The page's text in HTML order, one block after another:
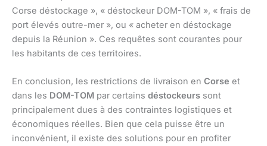
Corse déstockage », « déstockeur DOM-TOM », « frais de
port élevés outre-mer », ou « acheter en déstockage
depuis la Réunion ». Ces requêtes sont courantes pour
les habitants de ces territoires.
En conclusion, les restrictions de livraison en Corse et
dans les DOM-TOM par certains déstockeurs sont
principalement dues à des contraintes logistiques et
économiques réelles. Bien que cela puisse être un
inconvénient, il existe des solutions pour en profiter